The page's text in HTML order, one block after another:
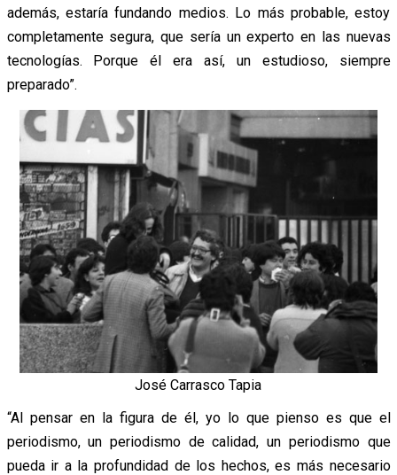
además, estaría fundando medios. Lo más probable, estoy
completamente segura, que sería un experto en las nuevas
tecnologías. Porque él era así, un estudioso, siempre
preparado”.
José Carrasco Tapia
“Al pensar en la figura de él, yo lo que pienso es que el
periodismo, un periodismo de calidad, un periodismo que
pueda ir a la profundidad de los hechos, es más necesario